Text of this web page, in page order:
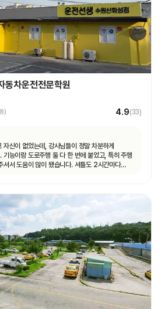
동차운전전문학원
) 4.9(33)
신이 없었는데, 강사님들이 정말 차분하게
기능이랑 도로주행 둘 다 한 번에 붙었고, 특히 주행
셔서 도움이 많이 됐습니다. 셔틀도 2시간마다